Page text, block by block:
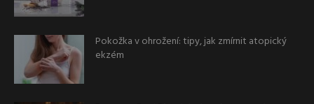
Pokožka v ohrožení: tipy, jak zmírnit atopický
ekzém